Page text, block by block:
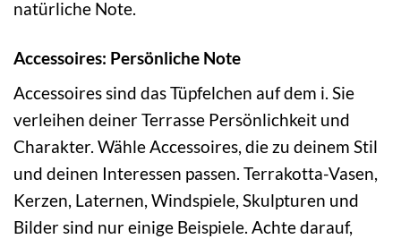
natürliche Note.
Accessoires: Persönliche Note
Accessoires sind das Tüpfelchen auf dem i. Sie
verleihen deiner Terrasse Persönlichkeit und
Charakter. Wähle Accessoires, die zu deinem Stil
und deinen Interessen passen. Terrakotta-Vasen,
Kerzen, Laternen, Windspiele, Skulpturen und
Bilder sind nur einige Beispiele. Achte darauf,